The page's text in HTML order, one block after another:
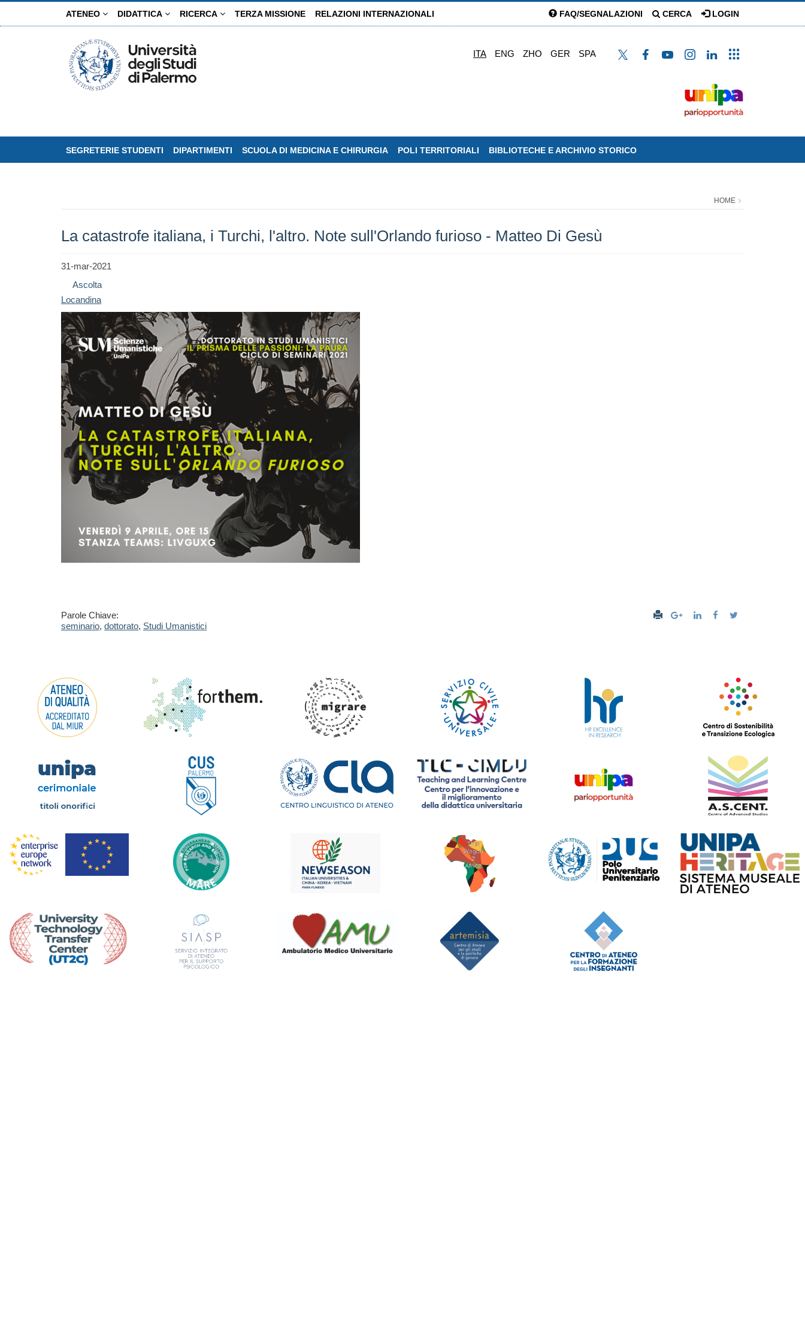
ATENEO DIDATTICA RICERCA TERZA MISSIONE RELAZIONI INTERNAZIONALI FAQ/SEGNALAZIONI CERCA LOGIN
ITA ENG ZHO GER SPA
SEGRETERIE STUDENTI DIPARTIMENTI SCUOLA DI MEDICINA E CHIRURGIA POLI TERRITORIALI BIBLIOTECHE E ARCHIVIO STORICO
HOME
La catastrofe italiana, i Turchi, l'altro. Note sull'Orlando furioso - Matteo Di Gesù
31-mar-2021
Ascolta
Locandina
Parole Chiave:
seminario, dottorato, Studi Umanistici